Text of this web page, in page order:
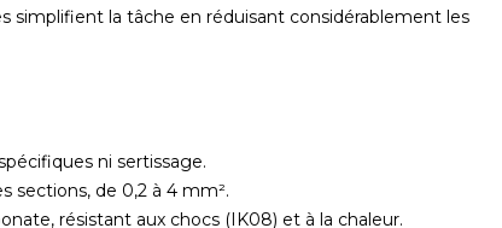
simplifient la tâche en réduisant considérablement les
ni sertissage.
sections, de 0,2 à 4 mm².
résistant aux chocs (IK08) et à la chaleur.